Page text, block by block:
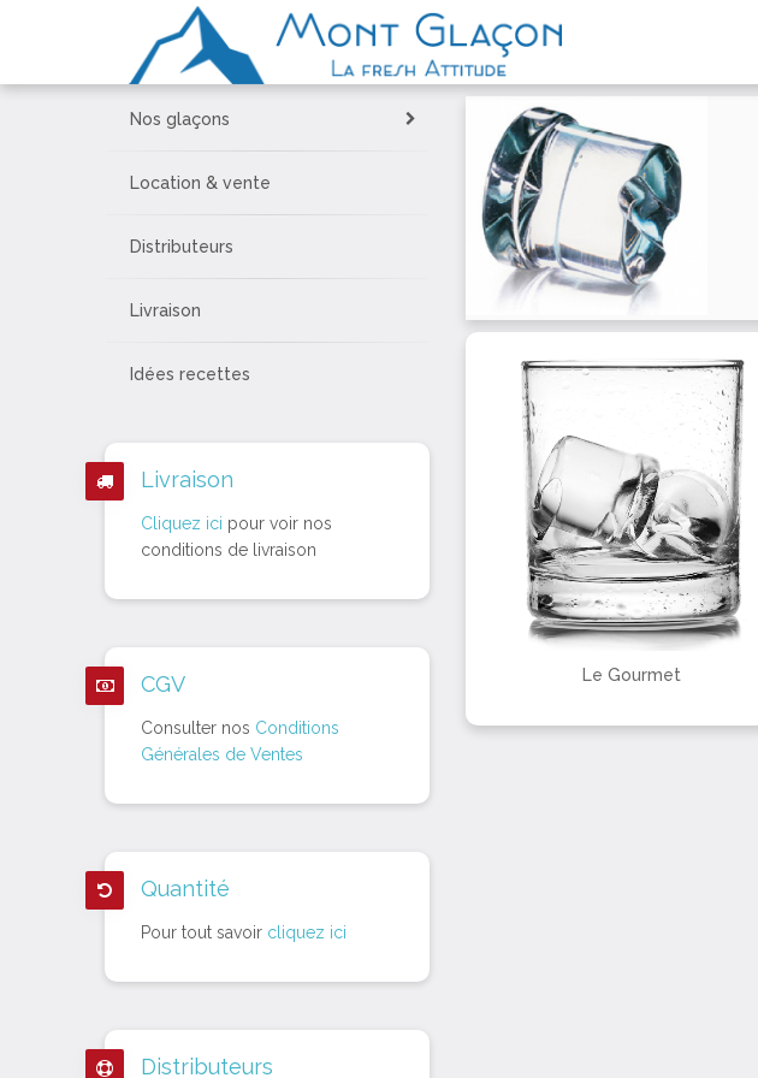
Nos glaçons
Location & vente
Distributeurs
Livraison
Idées recettes
Livraison
Cliquez ici pour voir nos
conditions de livraison
CGV
Consulter nos Conditions
Générales de Ventes
Quantité
Pour tout savoir cliquez ici
Distributeurs
Le Gourmet